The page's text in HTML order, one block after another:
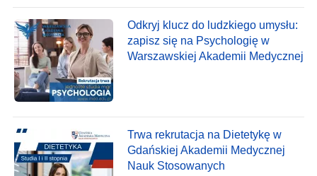
Odkryj klucz do ludzkiego umysłu:
zapisz się na Psychologię w
Warszawskiej Akademii Medycznej
Trwa rekrutacja na Dietetykę w
Gdańskiej Akademii Medycznej
Nauk Stosowanych